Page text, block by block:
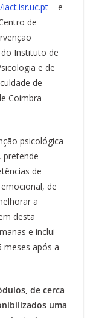
– e
de
Instituto de
e de
de
Coimbra
psicológica
pretende
de
de
a
desta
e inclui
meses após a
de cerca
uma